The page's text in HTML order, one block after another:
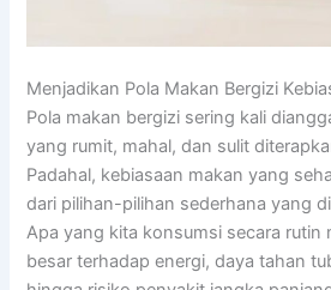
Menjadikan Pola Makan Bergizi
Pola makan bergizi sering kali
yang rumit, mahal, dan sulit
Padahal, kebiasaan makan yang
dari pilihan-pilihan sederhana yang
Apa yang kita konsumsi secara rutin
besar terhadap energi, daya tahan